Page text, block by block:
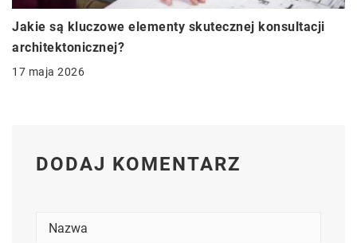
Jakie są kluczowe elementy skutecznej konsultacji
architektonicznej?
17 maja 2026
DODAJ KOMENTARZ